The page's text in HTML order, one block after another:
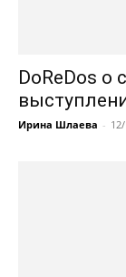
DoReDos
Ирина Шлаева -